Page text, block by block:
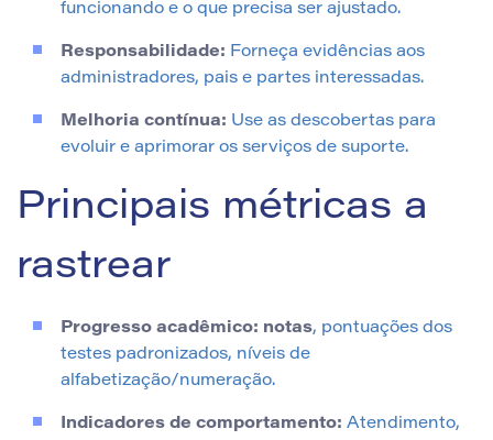
funcionando e o que precisa ser ajustado.
Responsabilidade: Forneça evidências aos
administradores, pais e partes interessadas.
Melhoria contínua: Use as descobertas para
evoluir e aprimorar os serviços de suporte.
Principais métricas a
rastrear
Progresso acadêmico: notas, pontuações dos
testes padronizados, níveis de
alfabetização/numeração.
Indicadores de comportamento: Atendimento,